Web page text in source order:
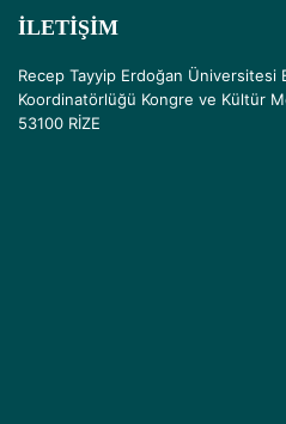
İLETIŞIM
Recep Tayyip Erdoğan Üniversitesi
Koordinatörlüğü Kongre ve Kültür
53100 RİZE